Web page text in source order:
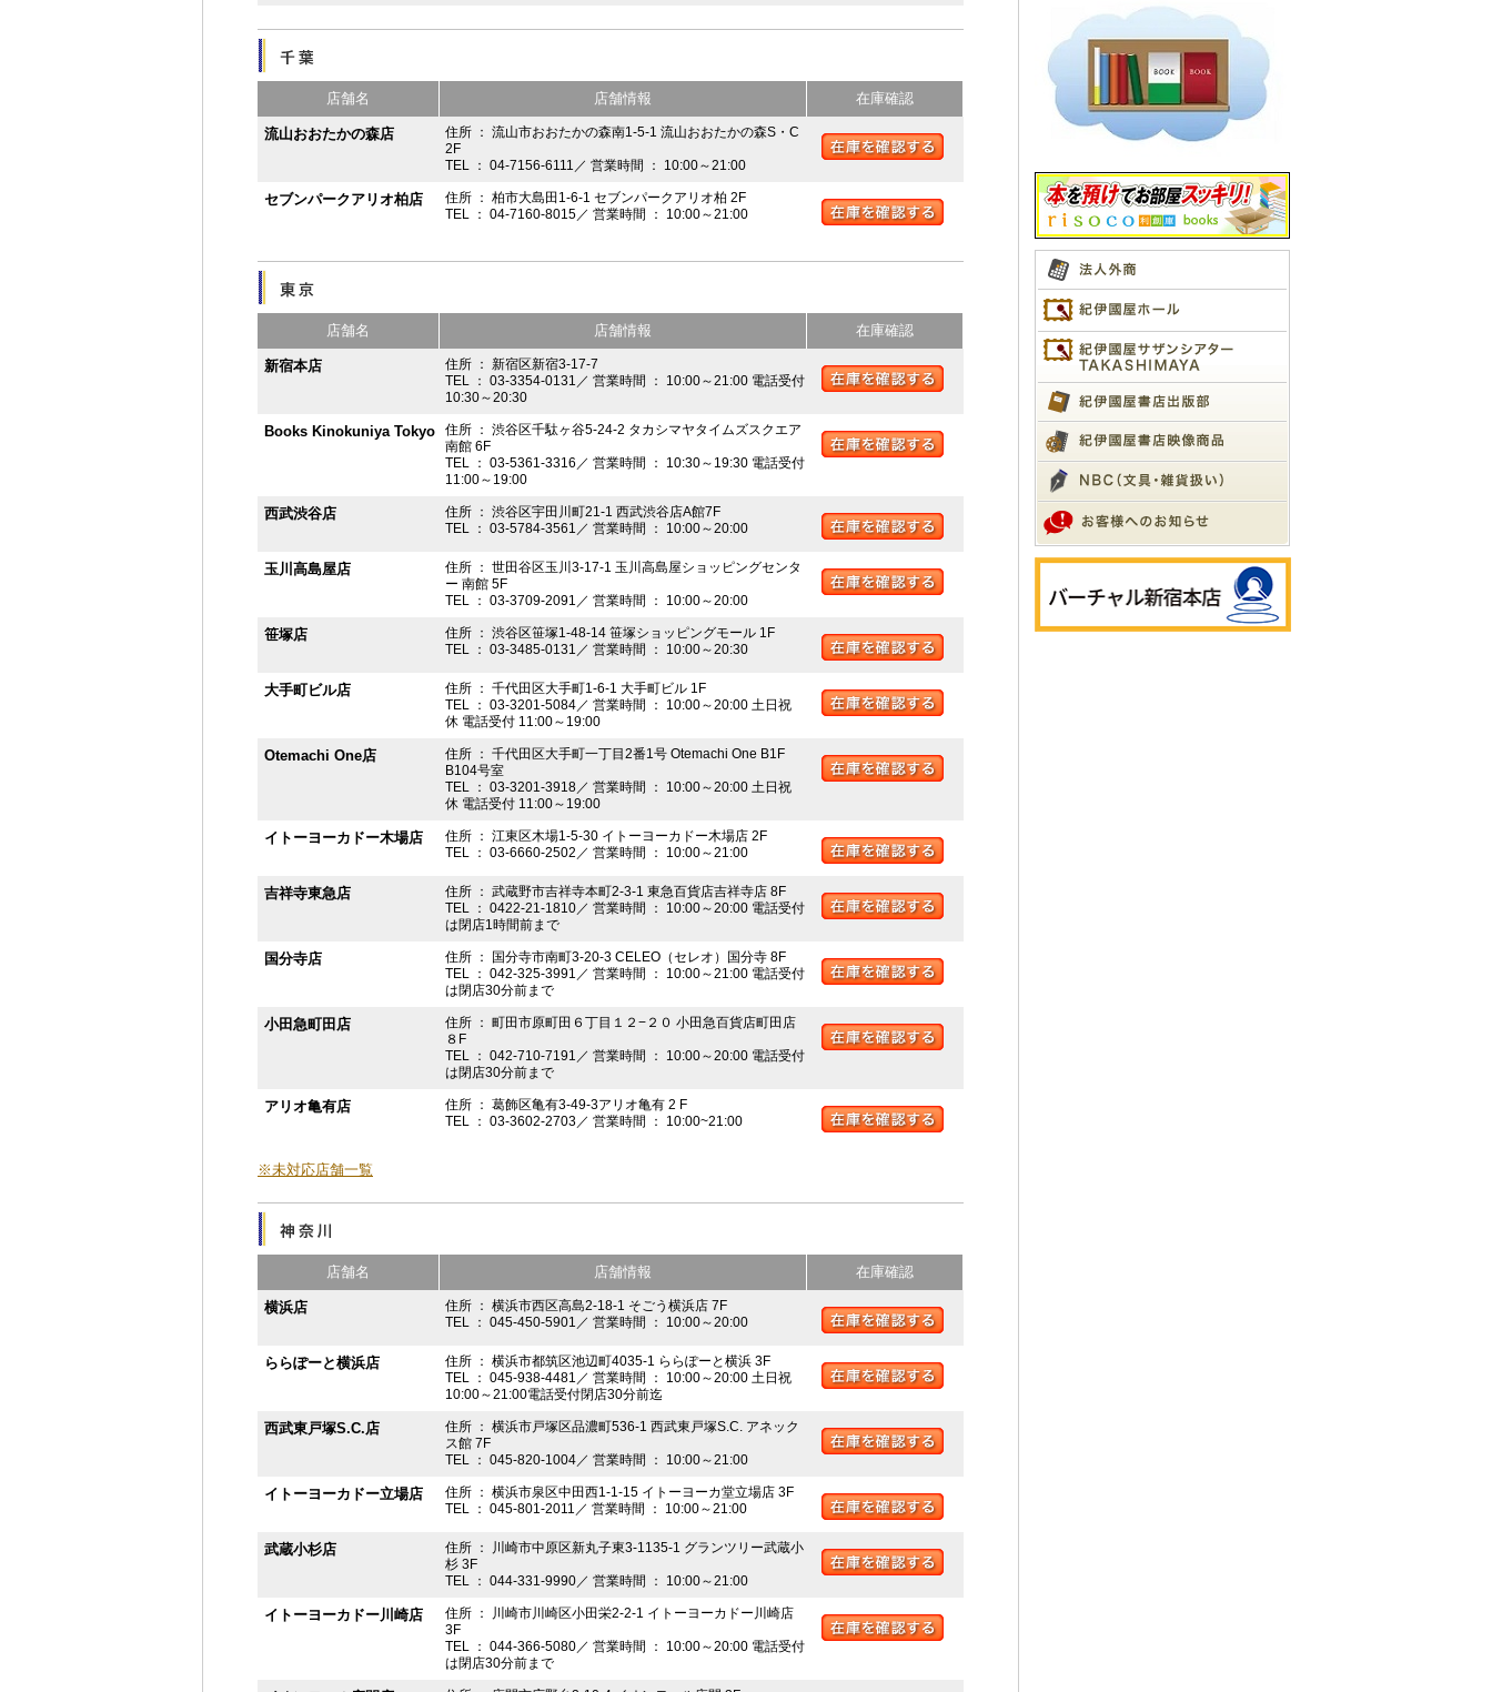
店舗名 店舗情報 在庫確認
流山おおたかの森店
住所 ： 流山市おおたかの森南1-5-1 流山おおたかの森S・C
2F
TEL ： 04-7156-6111／ 営業時間 ： 10:00～21:00
セブンパークアリオ柏店
住所 ： 柏市大島田1-6-1 セブンパークアリオ柏 2F
TEL ： 04-7160-8015／ 営業時間 ： 10:00～21:00
店舗名 店舗情報 在庫確認
新宿本店
住所 ： 新宿区新宿3-17-7
TEL ： 03-3354-0131／ 営業時間 ： 10:00～21:00 電話受付
10:30～20:30
Books Kinokuniya Tokyo
住所 ： 渋谷区千駄ヶ谷5-24-2 タカシマヤタイムズスクエア
南館 6F
TEL ： 03-5361-3316／ 営業時間 ： 10:30～19:30 電話受付
11:00～19:00
西武渋谷店
住所 ： 渋谷区宇田川町21-1 西武渋谷店A館7F
TEL ： 03-5784-3561／ 営業時間 ： 10:00～20:00
玉川高島屋店
住所 ： 世田谷区玉川3-17-1 玉川高島屋ショッピングセンタ
ー 南館 5F
TEL ： 03-3709-2091／ 営業時間 ： 10:00～20:00
笹塚店
住所 ： 渋谷区笹塚1-48-14 笹塚ショッピングモール 1F
TEL ： 03-3485-0131／ 営業時間 ： 10:00～20:30
大手町ビル店
住所 ： 千代田区大手町1-6-1 大手町ビル 1F
TEL ： 03-3201-5084／ 営業時間 ： 10:00～20:00 土日祝
休 電話受付 11:00～19:00
Otemachi One店
住所 ： 千代田区大手町一丁目2番1号 Otemachi One B1F
B104号室
TEL ： 03-3201-3918／ 営業時間 ： 10:00～20:00 土日祝
休 電話受付 11:00～19:00
イトーヨーカドー木場店
住所 ： 江東区木場1-5-30 イトーヨーカドー木場店 2F
TEL ： 03-6660-2502／ 営業時間 ： 10:00～21:00
吉祥寺東急店
住所 ： 武蔵野市吉祥寺本町2-3-1 東急百貨店吉祥寺店 8F
TEL ： 0422-21-1810／ 営業時間 ： 10:00～20:00 電話受付
は閉店1時間前まで
国分寺店
住所 ： 国分寺市南町3-20-3 CELEO（セレオ）国分寺 8F
TEL ： 042-325-3991／ 営業時間 ： 10:00～21:00 電話受付
は閉店30分前まで
小田急町田店
住所 ： 町田市原町田６丁目１２−２０ 小田急百貨店町田店
８F
TEL ： 042-710-7191／ 営業時間 ： 10:00～20:00 電話受付
は閉店30分前まで
アリオ亀有店
住所 ： 葛飾区亀有3-49-3アリオ亀有 2 F
TEL ： 03-3602-2703／ 営業時間 ： 10:00~21:00
※未対応店舗一覧
店舗名 店舗情報 在庫確認
横浜店
住所 ： 横浜市西区高島2-18-1 そごう横浜店 7F
TEL ： 045-450-5901／ 営業時間 ： 10:00～20:00
ららぽーと横浜店
住所 ： 横浜市都筑区池辺町4035-1 ららぽーと横浜 3F
TEL ： 045-938-4481／ 営業時間 ： 10:00～20:00 土日祝
10:00～21:00電話受付閉店30分前迄
西武東戸塚S.C.店
住所 ： 横浜市戸塚区品濃町536-1 西武東戸塚S.C. アネック
ス館 7F
TEL ： 045-820-1004／ 営業時間 ： 10:00～21:00
イトーヨーカドー立場店
住所 ： 横浜市泉区中田西1-1-15 イトーヨーカ堂立場店 3F
TEL ： 045-801-2011／ 営業時間 ： 10:00～21:00
武蔵小杉店
住所 ： 川崎市中原区新丸子東3-1135-1 グランツリー武蔵小
杉 3F
TEL ： 044-331-9990／ 営業時間 ： 10:00～21:00
イトーヨーカドー川崎店
住所 ： 川崎市川崎区小田栄2-2-1 イトーヨーカドー川崎店
3F
TEL ： 044-366-5080／ 営業時間 ： 10:00～20:00 電話受付
は閉店30分前まで